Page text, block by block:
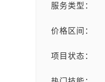
服务类型：
价格区间：
项目状态：